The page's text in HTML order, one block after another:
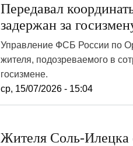
Передавал
задержан за
Управление ФСБ России по
жителя, подозреваемого в
госизмене.
ср, 15/07/2026 - 15:04
Жителя Соль-Илецка